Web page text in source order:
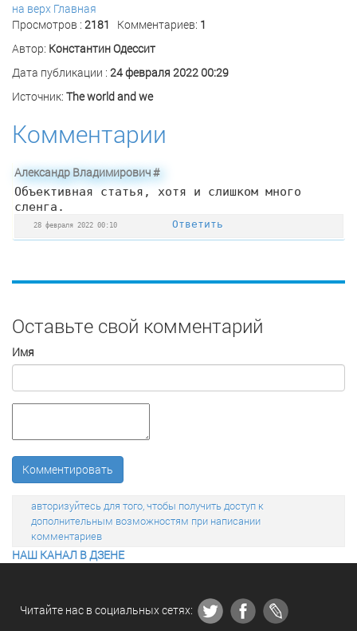
на верх Главная
Просмотров : 2181 Комментариев: 1
Автор: Константин Одессит
Дата публикации : 24 февраля 2022 00:29
Источник: The world and we
Комментарии
Александр Владимирович#
Объективная статья, хотя и слишком много
сленга.
28 февраля 2022 00:10 Ответить
Оставьте свой комментарий
Имя
Комментировать
авторизуйтесь для того, чтобы получить доступ к
дополнительным возможностям при написании
комментариев
НАШ КАНАЛ В ДЗЕНЕ
Читайте нас в социальных сетях: